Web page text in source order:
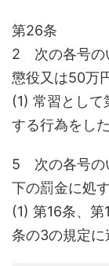
第26条
2 次の各号の
懲役又は50万
(1) 常習として
する行為をし
5 次の各号の
下の罰金に処す
(1) 第16条、第
条の3の規定